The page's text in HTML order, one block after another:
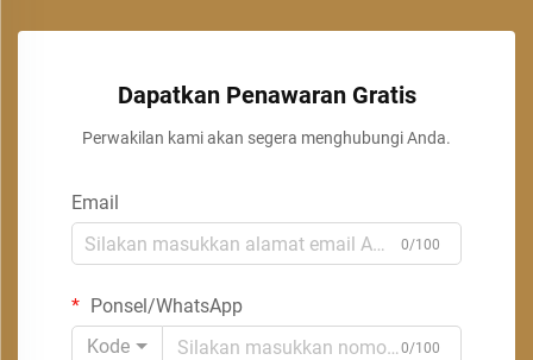
Dapatkan Penawaran Gratis
Perwakilan kami akan segera menghubungi Anda.
Email
0/100
Ponsel/WhatsApp
Kode
0/100